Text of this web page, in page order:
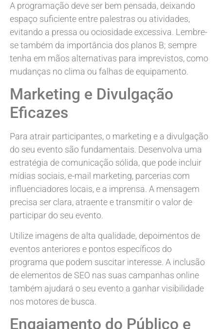
A programação deve ser bem pensada, deixando
espaço suficiente entre palestras ou atividades,
evitando a pressa ou ociosidade excessiva. Lembre-
se também da importância dos planos B; sempre
tenha em mãos alternativas para imprevistos, como
mudanças no clima ou falhas de equipamento.
Marketing e Divulgação
Eficazes
Para atrair participantes, o marketing e a divulgação
do seu evento são fundamentais. Desenvolva uma
estratégia de comunicação sólida, que pode incluir
mídias sociais, e-mail marketing, parcerias com
influenciadores locais, e a imprensa. A mensagem
precisa ser clara, atraente e transmitir o valor de
participar do seu evento.
Utilize imagens de alta qualidade, depoimentos de
eventos anteriores e pontos específicos do
programa que podem suscitar interesse. A inclusão
de elementos de SEO nas suas campanhas online
também ajudará o seu evento a ganhar visibilidade
nos motores de busca.
Engajamento do Público e